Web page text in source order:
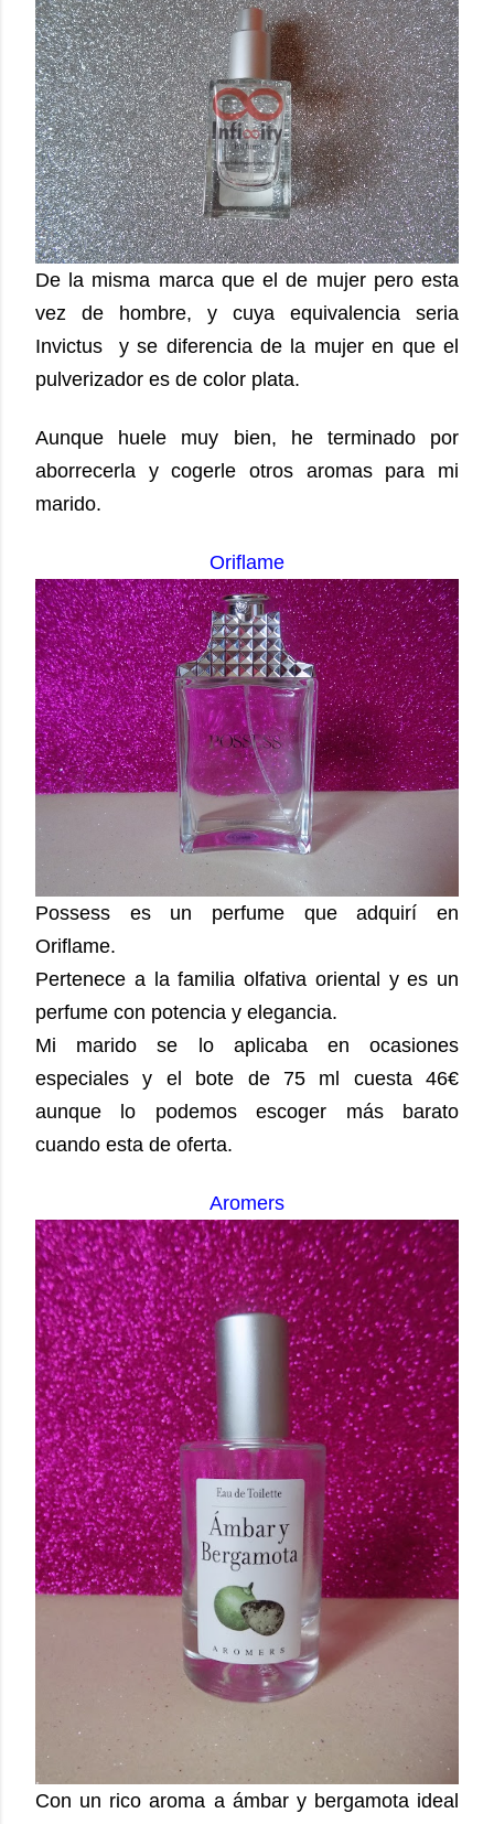
De la misma marca que el de mujer pero esta
vez de hombre, y cuya equivalencia seria
Invictus y se diferencia de la mujer en que el
pulverizador es de color plata.
Aunque huele muy bien, he terminado por
aborrecerla y cogerle otros aromas para mi
marido.
Oriflame
Possess es un perfume que adquirí en
Oriflame.
Pertenece a la familia olfativa oriental y es un
perfume con potencia y elegancia.
Mi marido se lo aplicaba en ocasiones
especiales y el bote de 75 ml cuesta 46€
aunque lo podemos escoger más barato
cuando esta de oferta.
Aromers
Con un rico aroma a ámbar y bergamota ideal